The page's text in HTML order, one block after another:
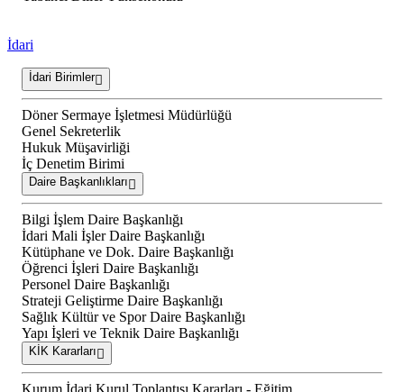
İdari
İdari Birimler
Döner Sermaye İşletmesi Müdürlüğü
Genel Sekreterlik
Hukuk Müşavirliği
İç Denetim Birimi
Daire Başkanlıkları
Bilgi İşlem Daire Başkanlığı
İdari Mali İşler Daire Başkanlığı
Kütüphane ve Dok. Daire Başkanlığı
Öğrenci İşleri Daire Başkanlığı
Personel Daire Başkanlığı
Strateji Geliştirme Daire Başkanlığı
Sağlık Kültür ve Spor Daire Başkanlığı
Yapı İşleri ve Teknik Daire Başkanlığı
KİK Kararları